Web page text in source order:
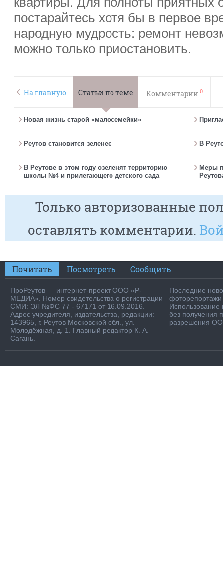
постарайтесь хотя бы в первое
народную мудрость: ремонт
можно только приостановить.
На главную Статьи по теме Комментарии 0
Новая жизнь старой «малосемейки»
Реутов становится зеленее В
В Реутове в этом году озеленят территорию
школы №4 и прилегающего детского сада
Меры
Только авторизованные
оставлять комментарии.
Почитать Посмотреть Сообщить
ПроРеутов — интернет-проект ООО «Р-
МЕДИА». Номер свидетельства о регистрации
СМИ: ЭЛ №ФС 77 - 67171 от 16.09.2016.
Адрес учредителя, издательства, редакции:
143965, г. Реутов Московской обл., ул.
Молодёжная, д. 1. Главный редактор К. А.
Сагань.
Последние
фоторепортажи
Использование
без получения
разрешения